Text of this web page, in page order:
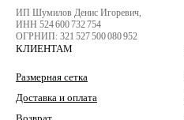
ИП Шумилов Денис Игоревич,
ИНН 524 600 732 754
ОГРНИП: 321 527 500 080 952
КЛИЕНТАМ
Размерная сетка
Доставка и оплата